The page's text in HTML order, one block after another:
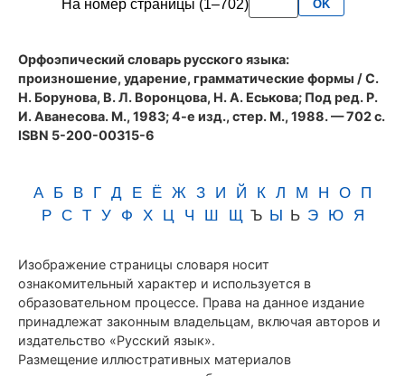
АванесоваНа номер страницы (1–702) OK
Орфоэпический словарь русского языка:
произношение, ударение, грамматические формы / С.
Н. Борунова, В. Л. Воронцова, Н. А. Еськова; Под ред. Р.
И. Аванесова. М., 1983; 4-е изд., стер. М., 1988. — 702 с.
ISBN 5-200-00315-6
А Б В Г Д Е Ё Ж З И Й К Л М Н О П
Р С Т У Ф Х Ц Ч Ш Щ Ъ Ы Ь Э Ю Я
Изображение страницы словаря носит
ознакомительный характер и используется в
образовательном процессе. Права на данное издание
принадлежат законным владельцам, включая авторов и
издательство «Русский язык».
Размещение иллюстративных материалов